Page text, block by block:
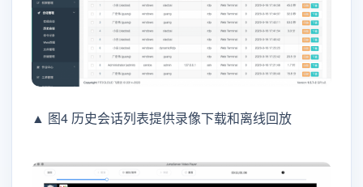
▲ 图4 历史会话列表提供录像下载和离线回放